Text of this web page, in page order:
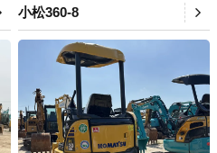
小松360-8